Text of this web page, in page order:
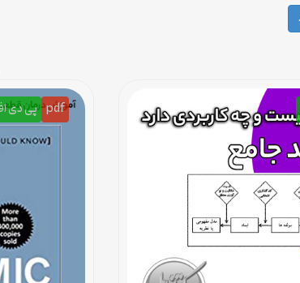
pdf پی دی